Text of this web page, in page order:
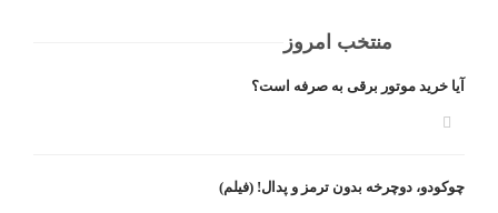
منتخب امروز
آیا خرید موتور برقی به صرفه است؟
چوکودو، دوچرخه بدون ترمز و پدال! (فیلم)